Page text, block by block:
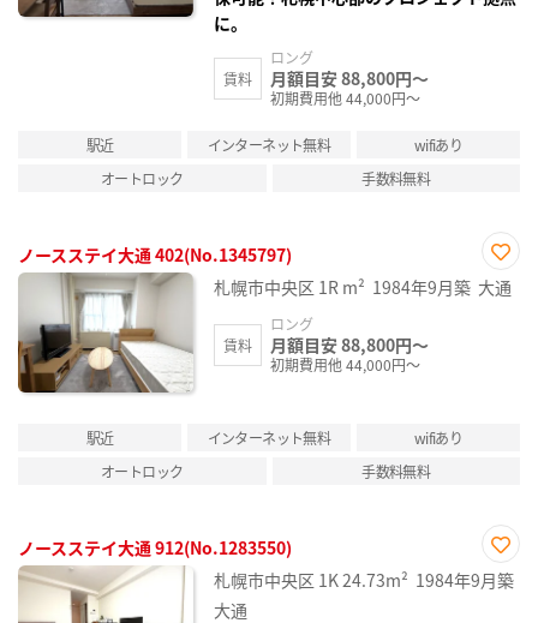
に。
賃料
ロング
月額目安 88,800円～
初期費用他 44,000円～
駅近 インターネット無料
wifiあり
オートロック
手数料無料
ノースステイ大通 402(No.1345797)
お気
に入
札幌市中央区 1R m² 1984年9月築 大通
賃料
ロング
月額目安 88,800円～
初期費用他 44,000円～
駅近 インターネット無料
wifiあり
オートロック
手数料無料
ノースステイ大通 912(No.1283550)
お気
に入
札幌市中央区 1K24.73m² 1984年9月築
大通